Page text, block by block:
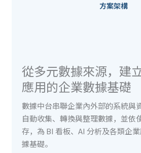
方案架構
從多元數據來源，建
應用的企業數據基礎
數據中台串聯企業內外部的系統與
自動收集、轉換與整理數據，並依
存，為 BI 看板、AI 分析及各類企
據基礎。